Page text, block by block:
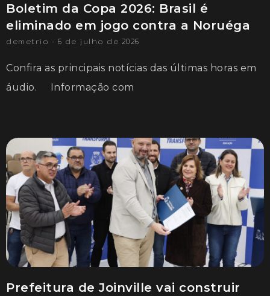
Boletim da Copa 2026: Brasil é
eliminado em jogo contra a Noruéga
demetrio 6 de julho de 2026
Confira as principais notícias das últimas horas em
áudio. Informação com
Prefeitura de Joinville vai construir